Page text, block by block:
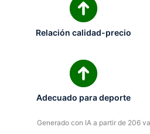
Relación calidad-precio
Adecuado para deporte
Generado con IA a partir de 206